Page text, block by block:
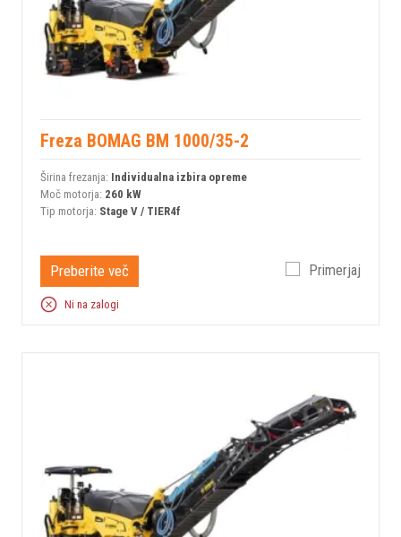
Freza BOMAG BM 1000/35-2
Širina frezanja: Individualna izbira opreme
Moč motorja: 260 kW
Tip motorja: Stage V / TIER4f
Preberite več Primerjaj
Ni na zalogi